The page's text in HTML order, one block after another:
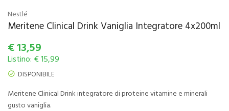
Nestlé
Meritene Clinical Drink Vaniglia Integratore 4x200ml
€13,59
Listino: € 15,99
DISPONIBILE
Meritene Clinical Drink integratore di proteine vitamine e minerali
gusto vaniglia.